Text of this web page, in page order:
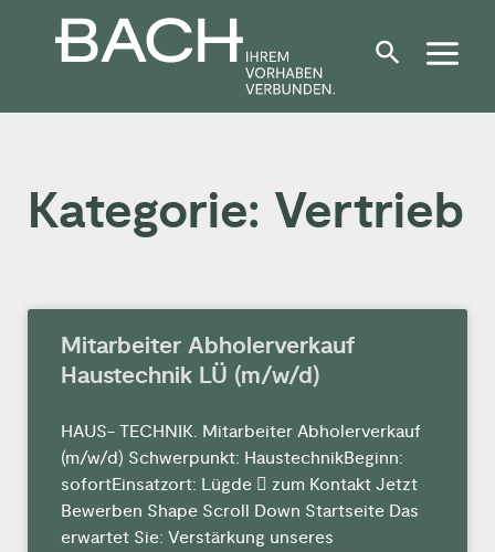
Kategorie: Vertrieb
Mitarbeiter Abholerverkauf
Haustechnik LÜ (m/w/d)
HAUS- TECHNIK. Mitarbeiter Abholerverkauf
(m/w/d) Schwerpunkt: HaustechnikBeginn:
sofortEinsatzort: Lügde  zum Kontakt Jetzt
Bewerben Shape Scroll Down Startseite Das
erwartet Sie: Verstärkung unseres